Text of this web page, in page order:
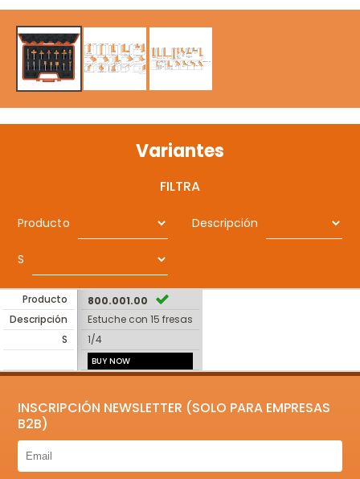
Variantes
FILTRA
Producto Descripción
S
Producto
Descripción
S
800.001.00
Estuche con 15 fresas
1/4
BUY NOW
INSCRIPCIÓN NEWSLETTER (SOLO PARA EMPRESAS
B2B)